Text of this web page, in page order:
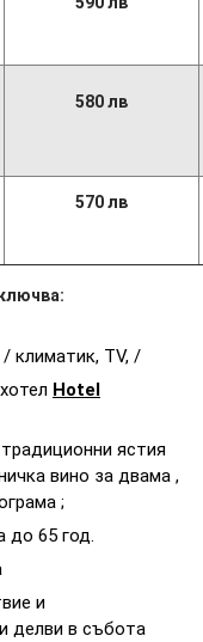
580 лв
570 лв
:
климатик, ТV, /
Hotel
ястия
вино за двама ,
;
до 65 год.
и
делви в събота